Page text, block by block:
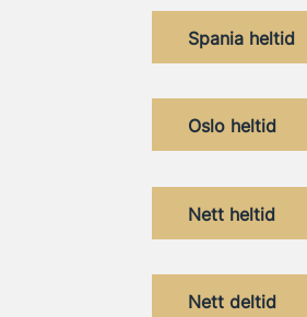
Spania heltid
Oslo heltid
Nett heltid
Nett deltid